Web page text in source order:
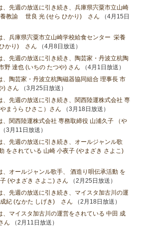
、先週の放送に引き続き、兵庫県宍粟市立山崎
養教諭 世良 光 (せら ひかり) さん （4月15日
、兵庫県宍粟市立山崎学校給食センター 栄養
かり) さん （4月8日放送）
、先週の放送に引き続き、陶芸家・丹波立杭陶
野 達也 (いちの たつや) さん （4月1日放送）
、陶芸家・丹波立杭陶磁器協同組合 理事長 市
) さん （3月25日放送）
、先週の放送に引き続き、関西陸運株式会社 専
まうら ひさこ）さん （3月18日放送）
、関西陸運株式会社 専務取締役 山浦久子 （や
（3月11日放送）
、先週の放送に引き続き、オールジャンル歌
をされている 山崎 小夜子 (やまざき さよこ)
、オールジャンル歌手、 酒造り唄伝承活動 を
(やまざき さよこ) さん （2月25日放送）
、先週の放送に引き続き、マイスタ加古川の運
紀 (なかた しげき) さん （2月18日放送）
、マイスタ加古川の運営をされている 中田 成
ん （2月11日放送）